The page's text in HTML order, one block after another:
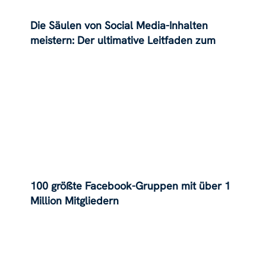
Die Säulen von Social Media-Inhalten
meistern: Der ultimative Leitfaden zum
100 größte Facebook-Gruppen mit über 1
Million Mitgliedern